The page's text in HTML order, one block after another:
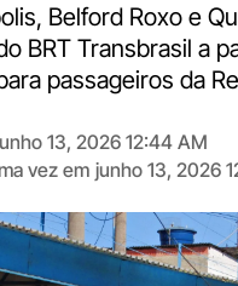
Belford Roxo e
BRT Transbrasil a
passageiros da
13, 2026 12:44 AM
vez em junho 13, 2026